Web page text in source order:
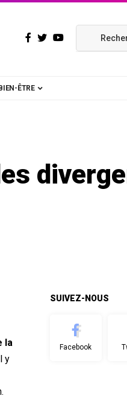
BIEN-ÊTRE
la
y
SUIVEZ-NOUS
Facebook